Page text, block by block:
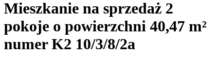
Mieszkanie na sprzedaż 2
pokoje o powierzchni 40,47 m²
numer K2 10/3/8/2a